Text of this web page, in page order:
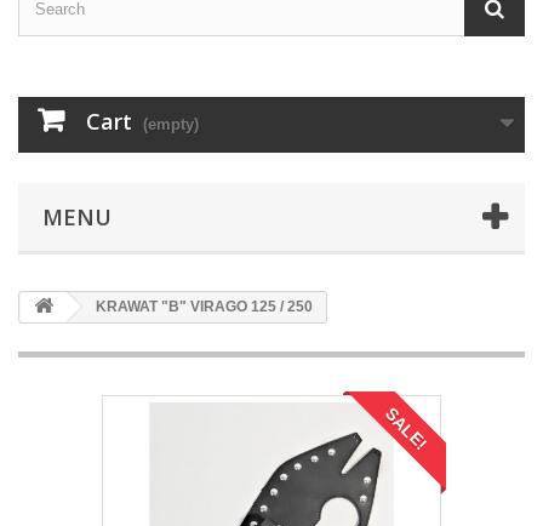
Cart (empty)
MENU
KRAWAT "B" VIRAGO 125 / 250
SALE!